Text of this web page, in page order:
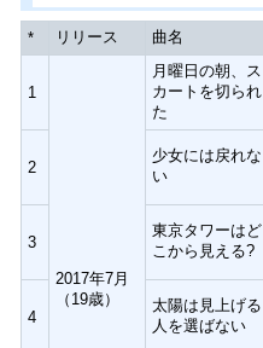
* リリース 曲名
1
2017年7月
（19歳）
月曜日の朝、ス
カートを切られ
た
2
少女には戻れな
い
3
東京タワーはど
こから見える?
4
太陽は見上げる
人を選ばない